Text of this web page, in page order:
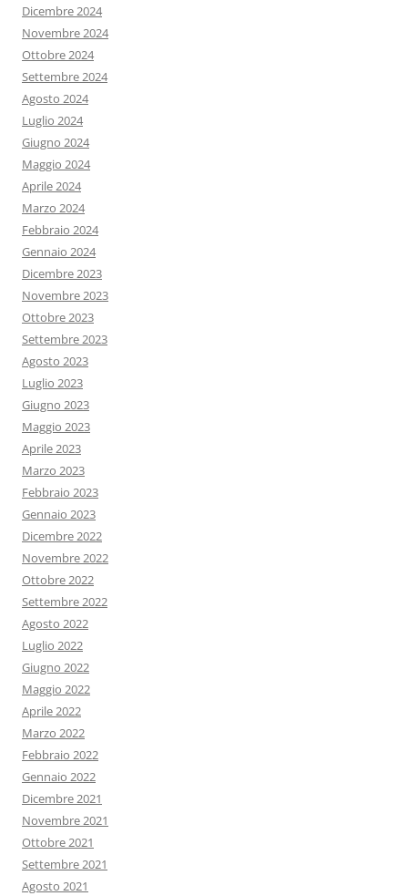
Dicembre 2024
Novembre 2024
Ottobre 2024
Settembre 2024
Agosto 2024
Luglio 2024
Giugno 2024
Maggio 2024
Aprile 2024
Marzo 2024
Febbraio 2024
Gennaio 2024
Dicembre 2023
Novembre 2023
Ottobre 2023
Settembre 2023
Agosto 2023
Luglio 2023
Giugno 2023
Maggio 2023
Aprile 2023
Marzo 2023
Febbraio 2023
Gennaio 2023
Dicembre 2022
Novembre 2022
Ottobre 2022
Settembre 2022
Agosto 2022
Luglio 2022
Giugno 2022
Maggio 2022
Aprile 2022
Marzo 2022
Febbraio 2022
Gennaio 2022
Dicembre 2021
Novembre 2021
Ottobre 2021
Settembre 2021
Agosto 2021